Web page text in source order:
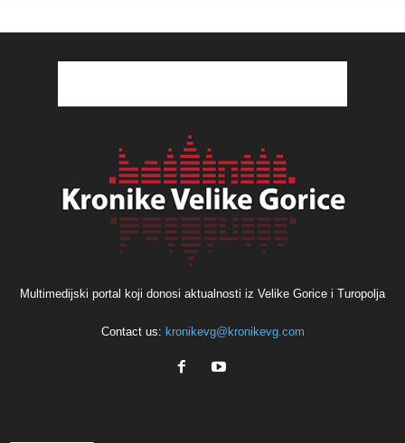
Multimedijski portal koji donosi aktualnosti iz Velike Gorice i Turopolja
Contact us: kronikevg@kronikevg.com